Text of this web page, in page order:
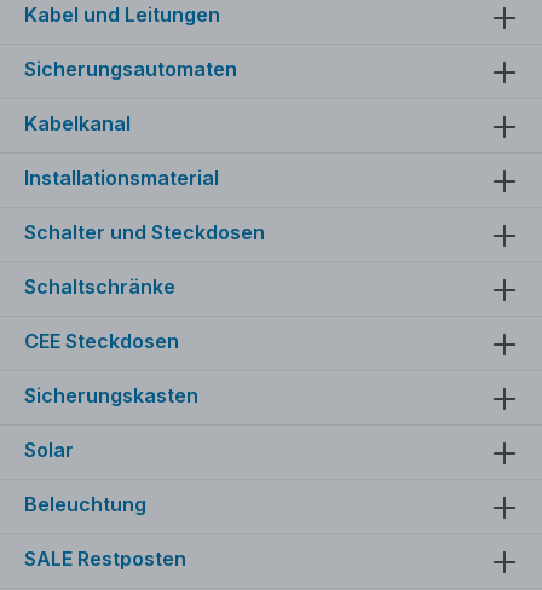
Kabel und Leitungen
Sicherungsautomaten
Kabelkanal
Installationsmaterial
Schalter und Steckdosen
Schaltschränke
CEE Steckdosen
Sicherungskasten
Solar
Beleuchtung
SALE Restposten